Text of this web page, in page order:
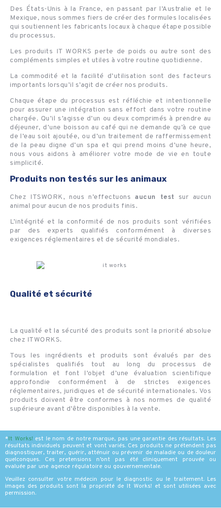
Des États-Unis à la France, en passant par l’Australie et le
Mexique, nous sommes fiers de créer des formules localisées
qui soutiennent les fabricants locaux à chaque étape possible
du processus.
Les produits IT WORKS perte de poids ou autre sont des
compléments simples et utiles à votre routine quotidienne.
La commodité et la facilité d’utilisation sont des facteurs
importants lorsqu’il s’agit de créer nos produits.
Chaque étape du processus est réfléchie et intentionnelle
pour assurer une intégration sans effort dans votre routine
chargée. Qu’il s’agisse d’un ou deux comprimés à prendre au
déjeuner, d’une boisson au café qui ne demande qu’à ce que
de l’eau soit ajoutée, ou d’un traitement de raffermissement
de la peau digne d’un spa et qui prend moins d’une heure,
nous vous aidons à améliorer votre mode de vie en toute
simplicité.
Produits non testés sur les animaux
Chez ITSWORK, nous n’effectuons aucun test
sur aucun
animal pour aucun de nos produits finis.
L’intégrité et la conformité de nos produits sont vérifiées
par des experts qualifiés conformément à diverses
exigences réglementaires et de sécurité mondiales.
Qualité et sécurité
La qualité et la sécurité des produits sont la priorité absolue
chez ITWORKS.
Tous les ingrédients et produits sont évalués par des
spécialistes qualifiés tout au long du processus de
formulation et font l’objet d’une évaluation scientifique
approfondie conformément à de strictes exigences
réglementaires, juridiques et de sécurité internationales. Vos
produits doivent être conformes à nos normes de qualité
supérieure avant d’être disponibles à la vente.
*It Works! est le nom de notre marque, pas une garantie des résultats. Les
résultats individuels peuvent et vont variés. Ces produits ne prétendent pas
diagnostiquer, traiter, guérir, atténuir ou prévenir de maladie ou de douleur
quelconques. Ces pretensions n’ont pas été cliniquement prouvée ou
evaluée par une agence régulatoire ou gouvernementale.
Veuillez consulter votre médecin pour le diagnostic ou le traitement. Les
images des produits sont la propriété de It Works! et sont utilisées avec
permission.